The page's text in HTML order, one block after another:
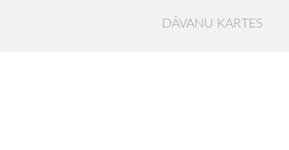
DĀVANU KARTES